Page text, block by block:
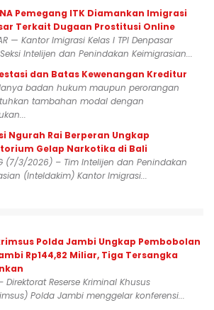
Pemegang ITK Diamankan Imigrasi
Terkait Dugaan Prostitusi Online
— Kantor Imigrasi Kelas I TPI Denpasar
Intelijen dan Penindakan Keimigrasian...
dan Batas Kewenangan Kreditur
badan hukum maupun perorangan
tambahan modal dengan
Ngurah Rai Berperan Ungkap
Gelap Narkotika di Bali
(7/3/2026) – Tim Intelijen dan Penindakan
(Inteldakim) Kantor Imigrasi...
Polda Jambi Ungkap Pembobolan
Rp144,82 Miliar, Tiga Tersangka
Direktorat Reserse Kriminal Khusus
Polda Jambi menggelar konferensi...